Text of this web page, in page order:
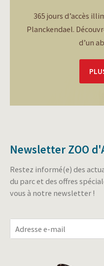
365 jours d’accès
Planckendael.
d’un
Newsletter ZOO
Restez informé(e) des
du parc et des offres
vous à notre newsletter !